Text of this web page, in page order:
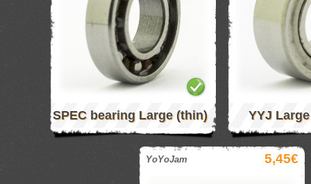
SPEC bearing Large (thin) YYJ
YoYoJam 5,45€